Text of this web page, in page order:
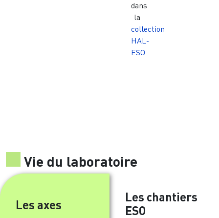
dans
la
collection
HAL-
ESO
Vie du laboratoire
Les axes
Les chantiers
ESO